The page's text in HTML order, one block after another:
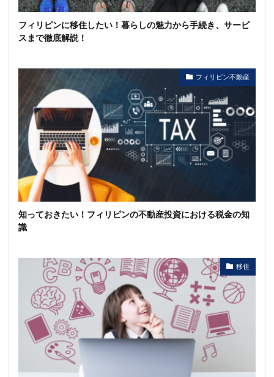
フィリピンに移住したい！暮らしの魅力から手続き、サービ
スまで徹底解説！
フィリピン不動産
知っておきたい！フィリピンの不動産投資における税金の知
識
移住